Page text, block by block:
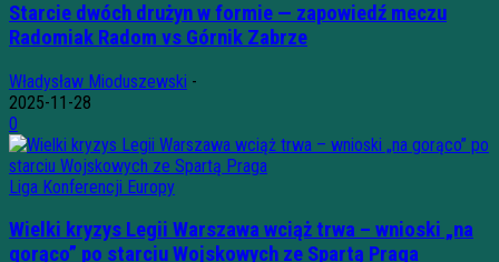
Starcie dwóch drużyn w formie — zapowiedź meczu
Radomiak Radom vs Górnik Zabrze
Władysław Mioduszewski -
2025-11-28
0
Liga Konferencji Europy
Wielki kryzys Legii Warszawa wciąż trwa – wnioski „na
gorąco” po starciu Wojskowych ze Spartą Praga